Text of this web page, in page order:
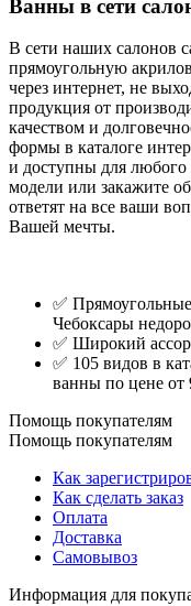
Ванны в сети
В сети наших салонов
прямоугольную
через интернет, не
продукция от
качеством и
формы в каталоге
и доступны для любого
модели или закажите
ответят на все ваши
Вашей мечты.
✅
Чебоксары
✅ Широкий
✅ 105 видов в
ванны по цене от
Помощь покупателям
Помощь покупателям
Как
Как сделать заказ
Оплата
Доставка
Самовывоз
Информация для